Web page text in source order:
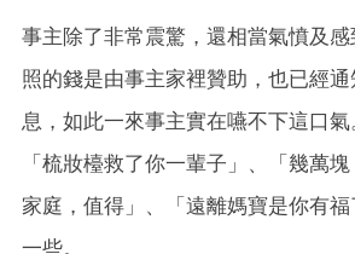
事主除了非常震驚，還相當氣憤及
照的錢是由事主家裡贊助，也已經
息，如此一來事主實在嚥不下這口
「梳妝檯救了你一輩子」、「幾萬
家庭，值得」、「遠離媽寶是你有
一些。